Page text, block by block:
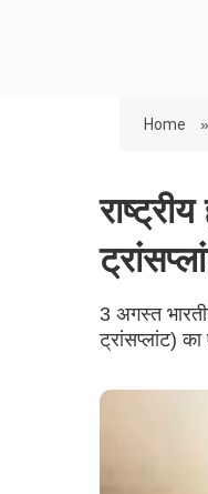
Home »
3 अगस्त
ट्रांसप्लांट) का